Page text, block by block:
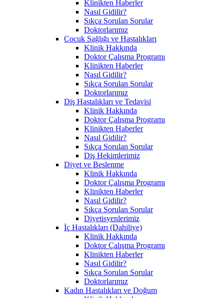
Klinikten Haberler
Nasıl Gidilir?
Sıkça Sorulan Sorular
Doktorlarımız
Çocuk Sağlığı ve Hastalıkları
Klinik Hakkında
Doktor Çalışma Programı
Klinikten Haberler
Nasıl Gidilir?
Sıkça Sorulan Sorular
Doktorlarımız
Diş Hastalıkları ve Tedavisi
Klinik Hakkında
Doktor Çalışma Programı
Klinikten Haberler
Nasıl Gidilir?
Sıkça Sorulan Sorular
Diş Hekimlerimiz
Diyet ve Beslenme
Klinik Hakkında
Doktor Çalışma Programı
Klinikten Haberler
Nasıl Gidilir?
Sıkça Sorulan Sorular
Diyetisyenlerimiz
İç Hastalıkları (Dahiliye)
Klinik Hakkında
Doktor Çalışma Programı
Klinikten Haberler
Nasıl Gidilir?
Sıkça Sorulan Sorular
Doktorlarımız
Kadın Hastalıkları ve Doğum